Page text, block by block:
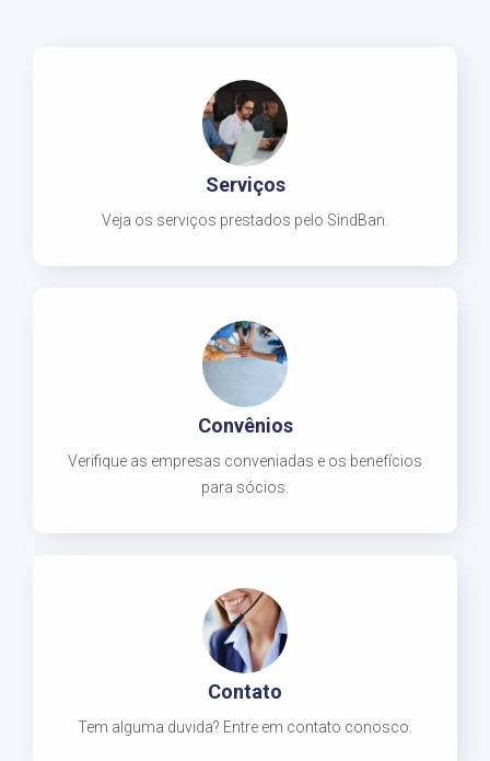
Serviços
Veja os serviços prestados pelo SindBan.
Convênios
Verifique as empresas conveniadas e os benefícios
para sócios.
Contato
Tem alguma duvida? Entre em contato conosco.